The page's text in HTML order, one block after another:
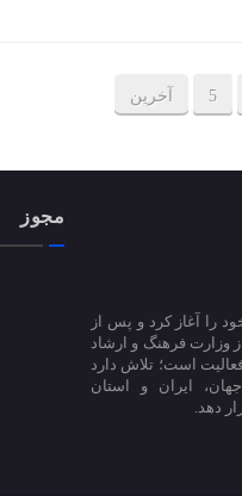
5 آخرین
فعالیت آزمایشی خود را آغاز کرد و پس از
مجوز رسمی از وزارت فرهنگ و ارشاد
مجوز 77544 مشغول به فعالیت است؛ تلاش دارد
ایران و استان
دهد.
مجوز